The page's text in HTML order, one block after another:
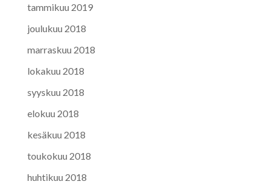
tammikuu 2019
joulukuu 2018
marraskuu 2018
lokakuu 2018
syyskuu 2018
elokuu 2018
kesäkuu 2018
toukokuu 2018
huhtikuu 2018